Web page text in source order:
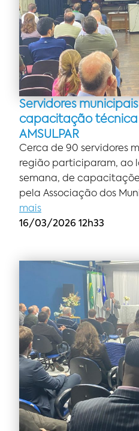
Servidores
capacitação
AMSULPAR
Cerca de 90 servidores
região participaram, ao
semana, de
pela Associação dos
mais
16/03/2026 12h33